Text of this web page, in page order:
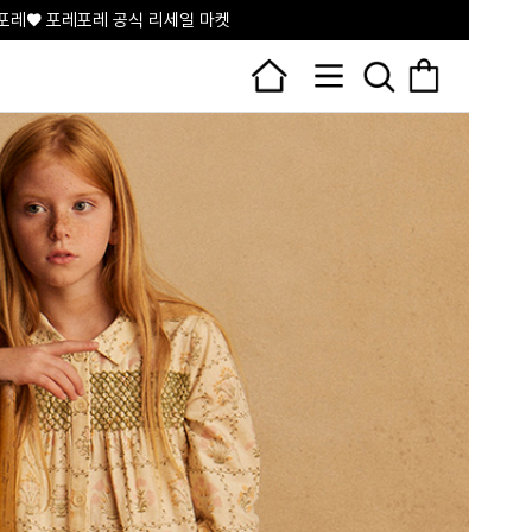
레♥ 포레포레 공식 리세일 마켓